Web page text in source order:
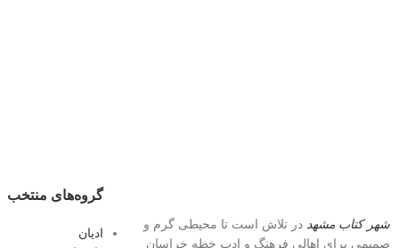
شهر کتاب مشهد در تلاش است تا محیطی گرم و
صمیمی برای اهالی فرهنگ و ادبِ خطه خراسان
گروه‌های منتخب
ادیان